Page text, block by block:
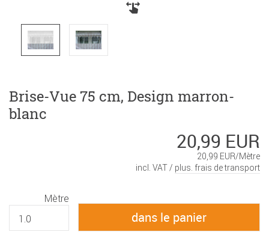
Brise-Vue 75 cm, Design marron-
blanc
20,99 EUR
20,99 EUR/Mètre
incl. VAT / plus. frais de transport
Mètre